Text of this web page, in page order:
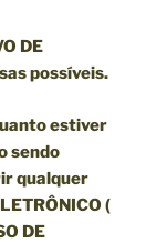
DE
possíveis.
estiver
sendo
qualquer
(
DE